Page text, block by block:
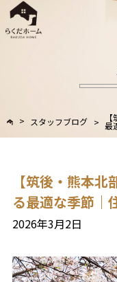
スタッフブログ 最
【筑後・熊本
る最適な季節｜
2026年3月2日